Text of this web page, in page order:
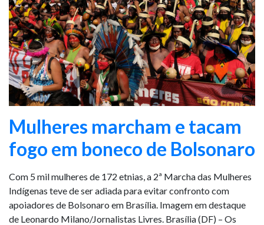
Mulheres marcham e tacam
fogo em boneco de Bolsonaro
Com 5 mil mulheres de 172 etnias, a 2ª Marcha das Mulheres
Indígenas teve de ser adiada para evitar confronto com
apoiadores de Bolsonaro em Brasília. Imagem em destaque
de Leonardo Milano/Jornalistas Livres. Brasília (DF) – Os